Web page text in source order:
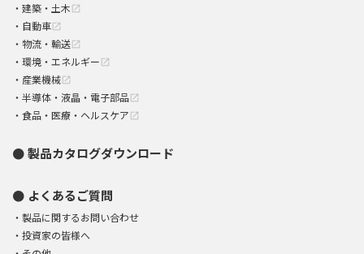
建築・土木 open_in_new
自動車 open_in_new
物流・輸送 open_in_new
環境・エネルギー open_in_new
産業機械 open_in_new
半導体・液晶・電子部品 open_in_new
食品・医療・ヘルスケア open_in_new
製品カタログダウンロード
よくあるご質問
製品に関するお問い合わせ
投資家の皆様へ